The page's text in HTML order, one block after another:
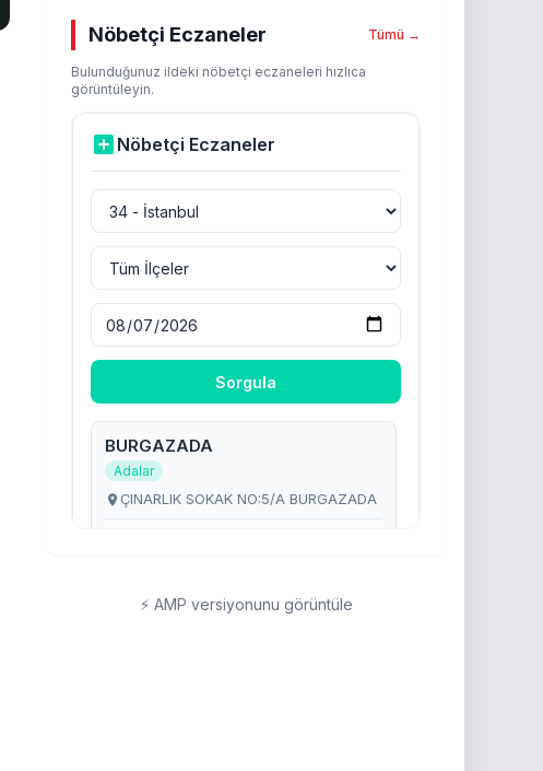
Nöbetçi Eczaneler Tümü →
Bulunduğunuz ildeki nöbetçi eczaneleri hızlıca
görüntüleyin.
⚡ AMP versiyonunu görüntüle